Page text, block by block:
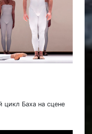
цикл Баха на сцене